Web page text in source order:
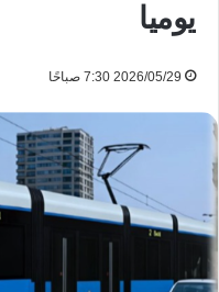
يوميا
2026/05/29 7:30 صباحًا